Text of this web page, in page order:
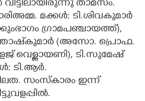
വീട്ടിലായിരുന്നു താമസം.
മക്കൾ: ടി.ശിവകുമാർ
ഗ്രാമപഞ്ചായത്ത്),
(അസോ. പ്രൊഫ.
വെള്ളായണി), ടി.സുമേഷ്
ടി.ആർ.
സംസ്കാരം ഇന്ന്